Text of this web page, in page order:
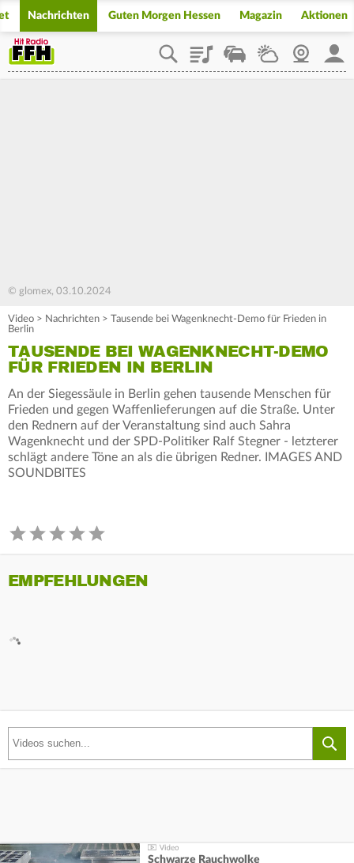
Nachrichten Guten Morgen Hessen Magazin Aktionen
PlaylistStaupilotWetterWebcam
© glomex, 03.10.2024
Video > Nachrichten > Tausende bei Wagenknecht-Demo für Frieden in
Berlin
TAUSENDE BEI WAGENKNECHT-DEMO
FÜR FRIEDEN IN BERLIN
An der Siegessäule in Berlin gehen tausende Menschen für
Frieden und gegen Waffenlieferungen auf die Straße. Unter
den Rednern auf der Veranstaltung sind auch Sahra
Wagenknecht und der SPD-Politiker Ralf Stegner - letzterer
schlägt andere Töne an als die übrigen Redner. IMAGES AND
SOUNDBITES
EMPFEHLUNGEN
Schwarze Rauchwolke